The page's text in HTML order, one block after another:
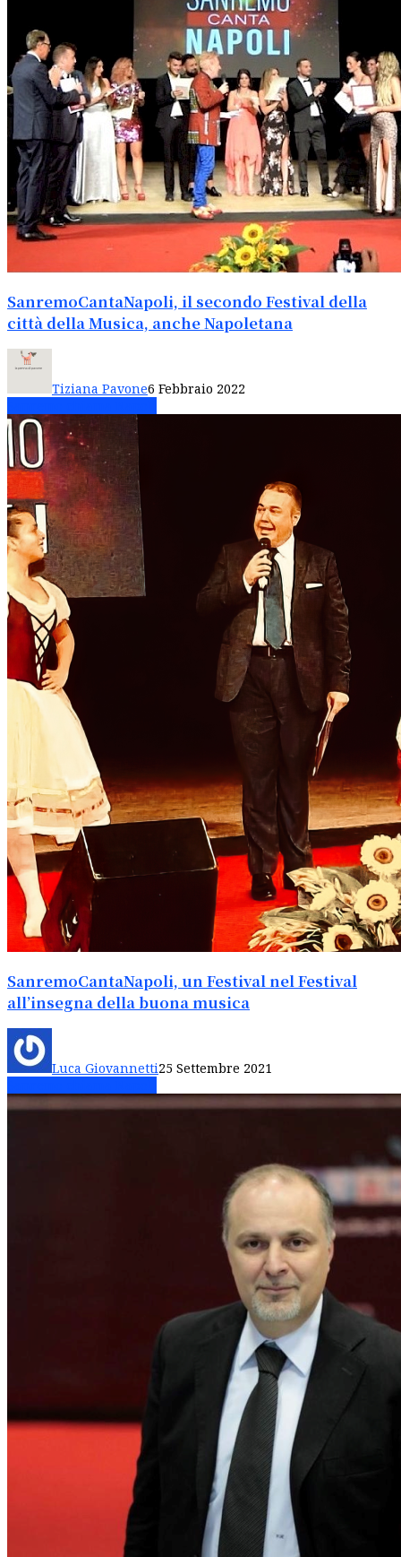
SanremoCantaNapoli, il secondo Festival della
città della Musica, anche Napoletana
Tiziana Pavone6 Febbraio 2022
SanremoCantaNapoli, un Festival nel Festival
all’insegna della buona musica
Luca Giovannetti25 Settembre 2021